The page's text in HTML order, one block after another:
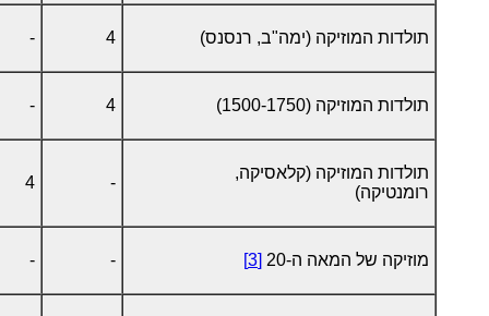
תולדות המוזיקה (ימה"ב, רנסנס) 4
-
תולדות המוזיקה (1500-1750) 4
-
תולדות המוזיקה (קלאסיקה,
רומנטיקה)
-
4
מוזיקה של המאה ה-20 [3]
-
-